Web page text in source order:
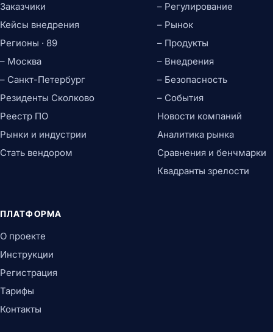
Заказчики
Кейсы внедрения
Регионы · 89
– Москва
– Санкт-Петербург
Резиденты Сколково
Реестр ПО
Рынки и индустрии
Стать вендором
– Регулирование
– Рынок
– Продукты
– Внедрения
– Безопасность
– События
Новости компаний
Аналитика рынка
Сравнения и бенчмарки
Квадранты зрелости
ПЛАТФОРМА
О проекте
Инструкции
Регистрация
Тарифы
Контакты